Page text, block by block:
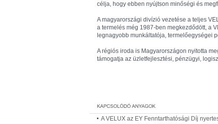
célja, hogy ebben nyújtson minőségi és
A magyarországi divízió vezetése a teljes
a termelés még 1987-ben megkezdődött, a
legnagyobb munkáltatója, termelőegységei
A régiós iroda is Magyarországon nyitotta
támogatja az üzletfejlesztési, pénzügyi,
A VELUX az EY Fenntarthatósági Díj